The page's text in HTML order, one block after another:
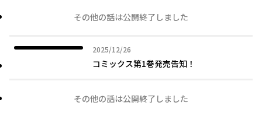
その他の話は公開終了しました
2025/12/26
2025年12月26日
コミックス第1巻発売告知！
その他の話は公開終了しました